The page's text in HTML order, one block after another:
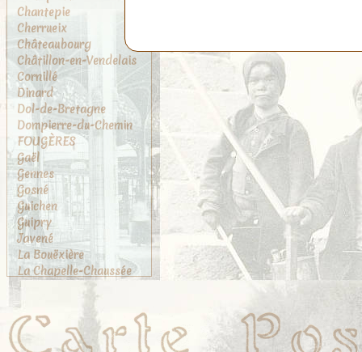
Chantepie
Cherrueix
Châteaubourg
Châtillon-en-Vendelais
Cornillé
Dinard
Dol-de-Bretagne
Dompierre-du-Chemin
FOUGÈRES
Gaël
Gennes
Gosné
Guichen
Guipry
Javené
La Bouëxière
La Chapelle-Chaussée
La Chapelle-des-
La Gouesnière
La Rance